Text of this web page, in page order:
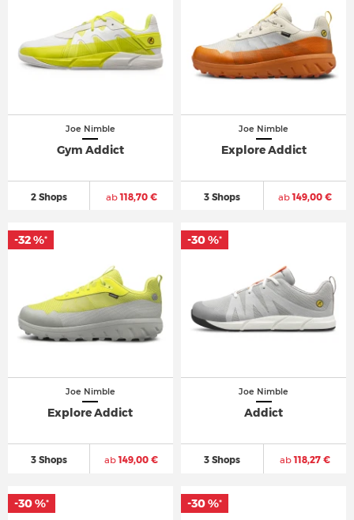
Joe Nimble
Gym Addict
2 Shops ab118,70 €
Joe Nimble
Explore Addict
3 Shops ab149,00 €
Joe Nimble
Explore Addict
3 Shops ab149,00 €
-32 %*
-32 %*
Joe Nimble
Addict
3 Shops ab118,27 €
-30 %*
-30 %*
-30 %*
-30 %* -30 %*
-30 %*